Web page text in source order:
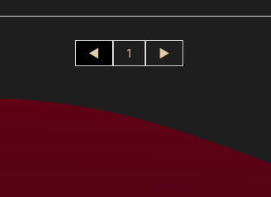
◄ 1 ►